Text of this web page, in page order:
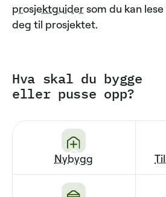
prosjektguidersom du kan
deg til prosjektet.
Hva skal du bygge
eller pusse opp?
Nybygg